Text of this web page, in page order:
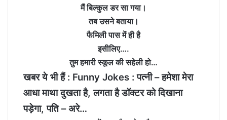
मैं बिल्कुल डर सा गया।
तब उसने बताया।
फैमिली पास में ही है
इसीलिए….
तुम हमारी स्कूल की सहेली हो…
खबर ये भी हैं : Funny Jokes : पत्नी – हमेशा मेरा
आधा माथा दुखता है, लगता है डॉक्टर को दिखाना
पड़ेगा, पति – अरे…